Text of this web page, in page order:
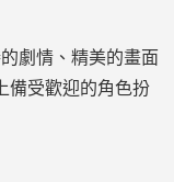
劇情、精美的畫面
備受歡迎的角色扮